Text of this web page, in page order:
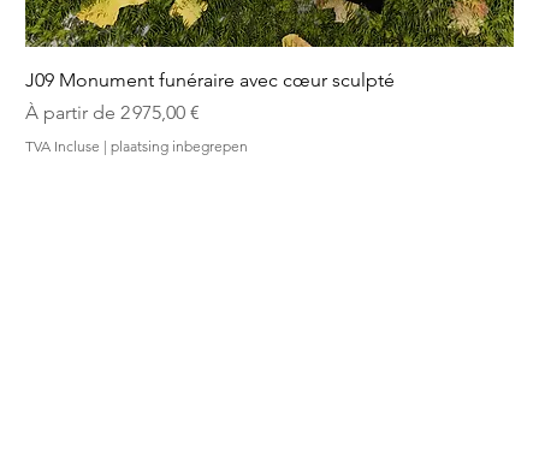
J09 Monument funéraire avec cœur sculpté
À partir de 2 975,00 €
Prix promotionnel
TVA Incluse | plaatsing inbegrepen